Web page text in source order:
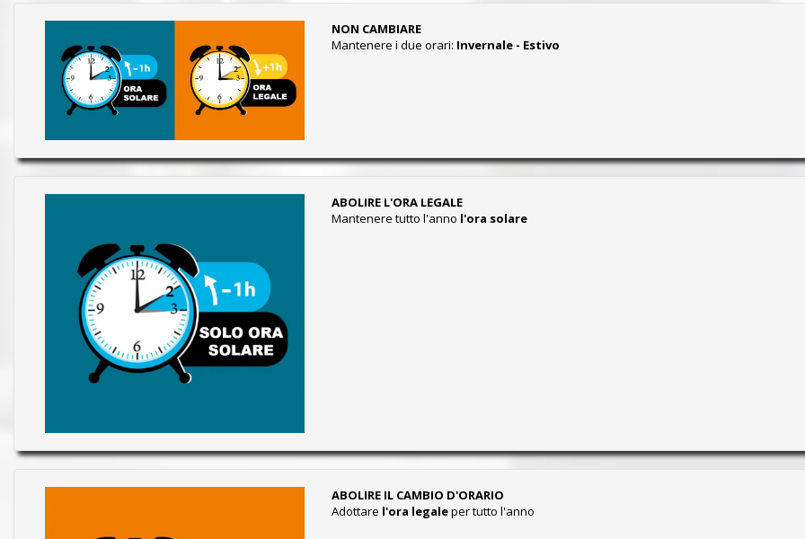
NON CAMBIARE
Mantenere i due orari: Invernale - Estivo
ABOLIRE L'ORA LEGALE
Mantenere tutto l'anno l'ora solare
ABOLIRE IL CAMBIO D'ORARIO
Adottare l'ora legaleper tutto l'anno